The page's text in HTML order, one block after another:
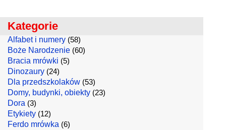
Kategorie
Alfabet i numery (58)
Boże Narodzenie (60)
Bracia mrówki (5)
Dinozaury (24)
Dla przedszkolaków (53)
Domy, budynki, obiekty (23)
Dora (3)
Etykiety (12)
Ferdo mrówka (6)